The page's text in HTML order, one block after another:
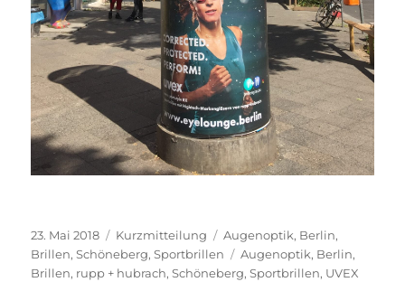
Veröffentlicht
am
23. Mai 2018 Format
Kurzmitteilung Kategorien
Augenoptik, Berlin,
Brillen,Schöneberg,Sportbrillen Schlagwörter
Augenoptik, Berlin,
Brillen, rupp + hubrach,Schöneberg,Sportbrillen, UVEX